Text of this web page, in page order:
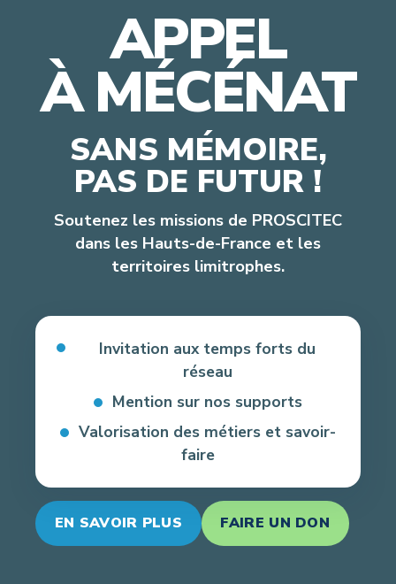
APPEL
À MÉCÉNAT
SANS MÉMOIRE,
PAS DE FUTUR !
Soutenez les missions de PROSCITEC
dans les Hauts-de-France et les
territoires limitrophes.
Invitation aux temps forts du
réseau
Mention sur nos supports
Valorisation des métiers et savoir-
faire
EN SAVOIR PLUS FAIRE UN DON